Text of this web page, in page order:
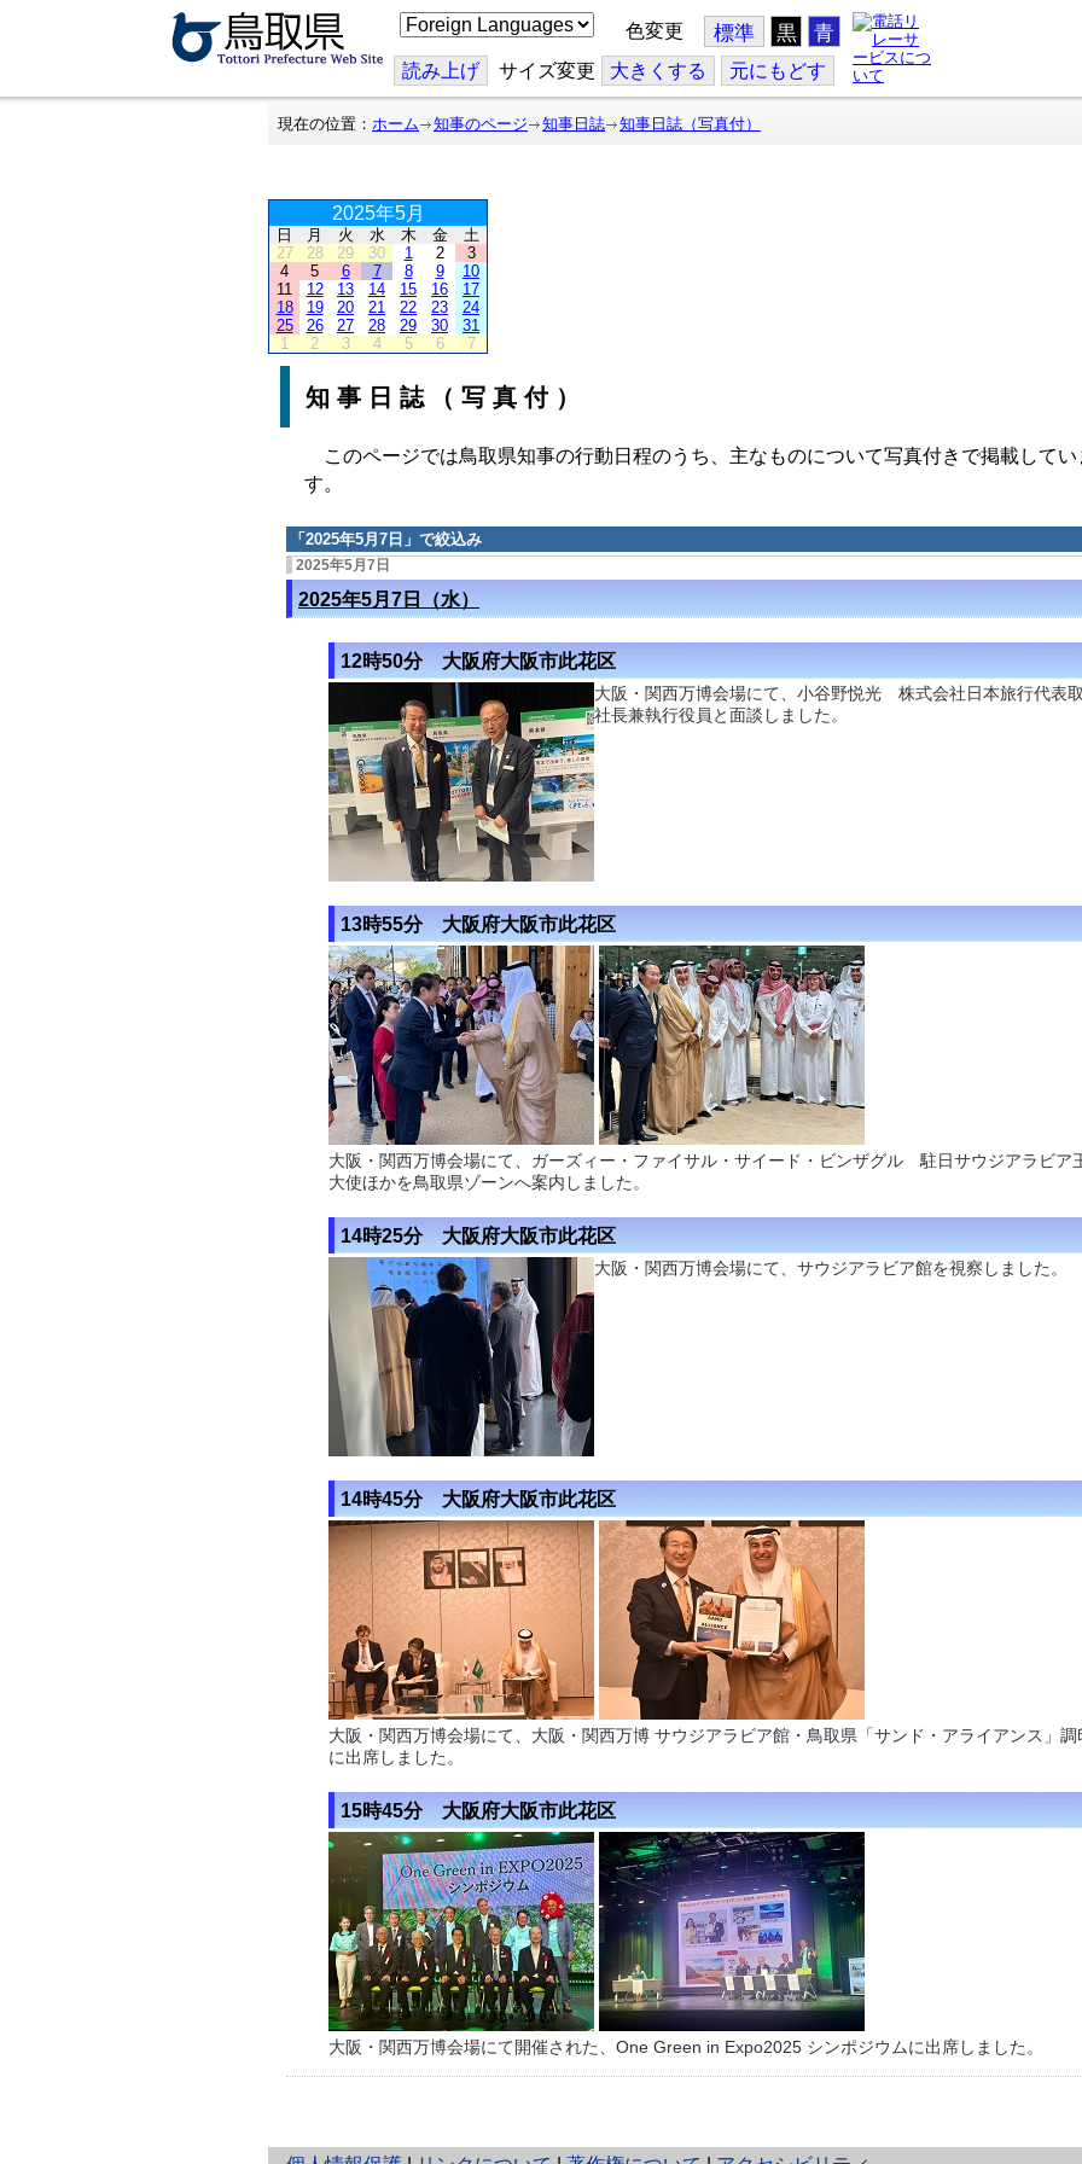
こ
の
ジ
を
翻
色変更 標準 黒 青
読み上げ サイズ変更 大きくする 元にもどす
現在の位置： ホーム 知事のページ 知事日誌 知事日誌（写真付）
2025年5月
日 月 火 水 木 金
土
27
28 29 30 1 2
3
4
5 6 7 8 9
10
11
12 13 14 15 16
17
18
19 20 21 22 23
24
25
26 27 28 29 30
31
1
2 3 4 5 6 7
知事日誌（写真付）
このページでは鳥取県知事の行動日程のうち、主なものについて写真付きで掲載してい
す。
「 2025年5月7日 」で絞込み
2025年5月7日
2025年5月7日（水）
12時50分 大阪府大阪市此花区
大阪・関西万博会場にて、小谷野悦光 株式会社日本旅行代表
社長兼執行役員と面談しました。
13時55分 大阪府大阪市此花区
大阪・関西万博会場にて、ガーズィー・ファイサル・サイード・ビンザグル 駐日サウジアラビア
大使ほかを鳥取県ゾーンへ案内しました。
14時25分 大阪府大阪市此花区
大阪・関西万博会場にて、サウジアラビア館を視察しました。
14時45分 大阪府大阪市此花区
大阪・関西万博会場にて、大阪・関西万博 サウジアラビア館・鳥取県「サンド・アライアンス」調
に出席しました。
15時45分 大阪府大阪市此花区
大阪・関西万博会場にて開催された、One Green in Expo2025 シンポジウムに出席しました。